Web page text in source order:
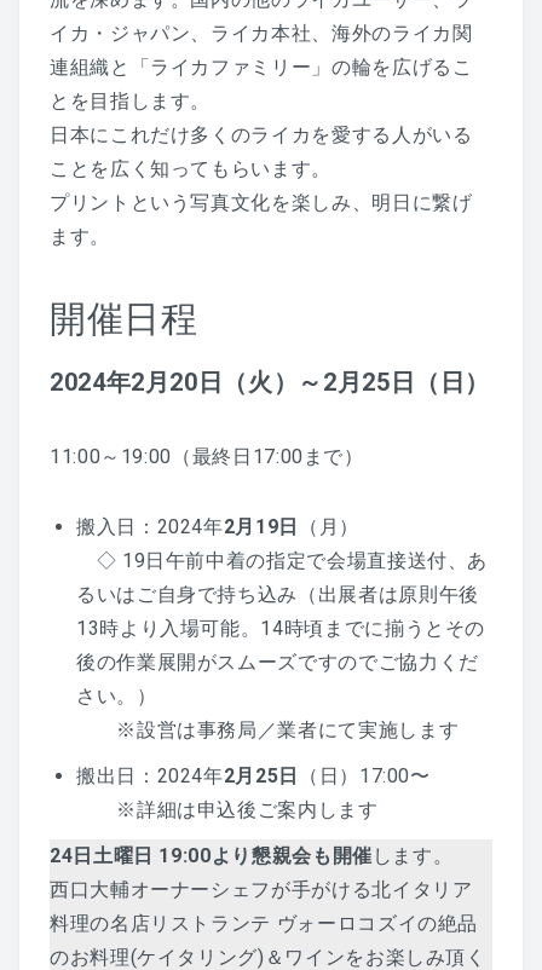
イカ・ジャパン、ライカ本社、海外のライカ関
連組織と「ライカファミリー」の輪を広げるこ
とを目指します。
日本にこれだけ多くのライカを愛する人がいる
ことを広く知ってもらいます。
プリントという写真文化を楽しみ、明日に繋げ
ます。
開催日程
2024年2月20日（火）～2月25日（日）
11:00～19:00（最終日17:00まで）
搬入日：2024年2月19日
（月）
◇ 19日午前中着の指定で会場直接送付、あ
るいはご自身で持ち込み（出展者は原則午後
13時より入場可能。14時頃までに揃うとその
後の作業展開がスムーズですのでご協力くだ
さい。）
※設営は事務局／業者にて実施します
搬出日：2024年2月25日
（日）17:00〜
※詳細は申込後ご案内します
24日土曜日 19:00より懇親会も開催 します。
西口大輔オーナーシェフが手がける北イタリア
料理の名店リストランテ ヴォーロコズイの絶品
のお料理(ケイタリング)＆ワインをお楽しみ頂く